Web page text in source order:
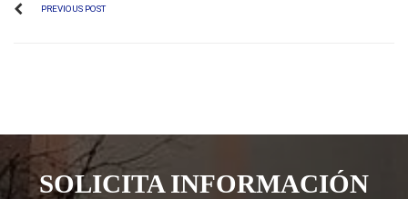
PREVIOUS POST
SOLICITA INFORMACIÓN